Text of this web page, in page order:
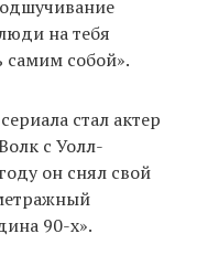
на тебя
самим собой».
стал актер
с Уолл-
он снял свой
90-х».